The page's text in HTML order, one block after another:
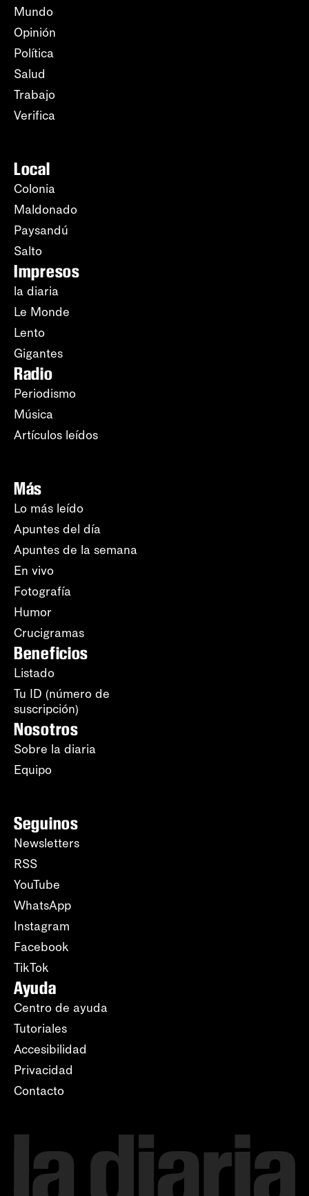
Mundo
Opinión
Política
Salud
Trabajo
Verifica
Local
Colonia
Maldonado
Paysandú
Salto
Impresos
la diaria
Le Monde
Lento
Gigantes
Radio
Periodismo
Música
Artículos leídos
Más
Lo más leído
Apuntes del día
Apuntes de la semana
En vivo
Fotografía
Humor
Crucigramas
Beneficios
Listado
Tu ID (número de
suscripción)
Nosotros
Sobre la diaria
Equipo
Seguinos
Newsletters
RSS
YouTube
WhatsApp
Instagram
Facebook
TikTok
Ayuda
Centro de ayuda
Tutoriales
Accesibilidad
Privacidad
Contacto